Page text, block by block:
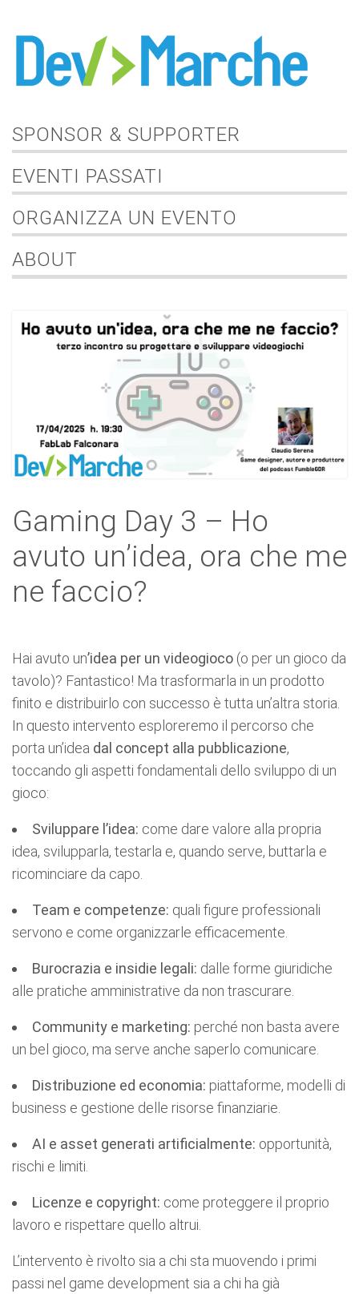
SPONSOR & SUPPORTER
EVENTI PASSATI
ORGANIZZA UN EVENTO
ABOUT
Gaming Day 3 – Ho
avuto un’idea, ora che me
ne faccio?
Hai avuto un’idea per un videogioco (o per un gioco da
tavolo)? Fantastico! Ma trasformarla in un prodotto
finito e distribuirlo con successo è tutta un’altra storia.
In questo intervento esploreremo il percorso che
porta un’idea dal concept alla pubblicazione,
toccando gli aspetti fondamentali dello sviluppo di un
gioco:
Sviluppare l’idea: come dare valore alla propria
idea, svilupparla, testarla e, quando serve, buttarla e
ricominciare da capo.
Team e competenze: quali figure professionali
servono e come organizzarle efficacemente.
Burocrazia e insidie legali: dalle forme giuridiche
alle pratiche amministrative da non trascurare.
Community e marketing: perché non basta avere
un bel gioco, ma serve anche saperlo comunicare.
Distribuzione ed economia: piattaforme, modelli di
business e gestione delle risorse finanziarie.
AI e asset generati artificialmente: opportunità,
rischi e limiti.
Licenze e copyright: come proteggere il proprio
lavoro e rispettare quello altrui.
L’intervento è rivolto sia a chi sta muovendo i primi
passi nel game development sia a chi ha già